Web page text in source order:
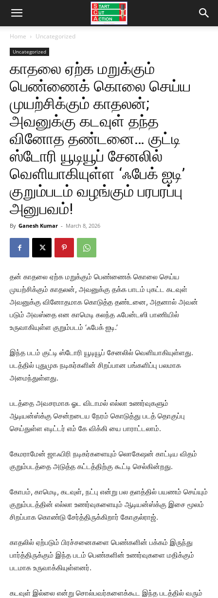
Home Uncategorized
Uncategorized
காதலை ஏற்க மறுக்கும்
பெண்ணைக் கொலை செய்ய
முயற்சிக்கும் காதலன்;
அவனுக்கு கடவுள் தந்த
வினோத தண்டனை… குட்டி
ஸ்டோரி யூடியூப் சேனலில்
வெளியாகியுள்ள ‘ஃபேக் ஐடி’
குறும்படம் வழங்கும் பரபரப்பு
அனுபவம்!
By Ganesh Kumar - March 8, 2026
தன் காதலை ஏற்க மறுக்கும் பெண்ணைக் கொலை செய்ய
முயற்சிக்கும் காதலன், அவனுக்கு தக்க பாடம் புகட்ட கடவுள்
அவனுக்கு வினோதமாக கொடுத்த தண்டனை, அதனால் அவன்
படும் அவஸ்தை என காமெடி கலந்த ஃபேன்டஸி பாணியில்
உருவாகியுள்ள குறும்படம் ‘ஃபேக் ஐடி.’
இந்த படம் குட்டி ஸ்டோரி யூடியூப் சேனலில் வெளியாகியுள்ளது.
படத்தில் புதுமுக நடிகர்களின் சிறப்பான பங்களிப்பு பலமாக
அமைந்துள்ளது.
படத்தை அவசரமாக ஓட விடாமல் எல்லா உணர்வுகளும்
ஆடியன்ஸ்க்கு சென்றடைய நேரம் கொடுத்து படத் தொகுப்பு
செய்துள்ள எடிட்டர் எம் கே விக்கி யை பாராட்டலாம்.
கேமராமேன் ஜாஃபிரி நடிகர்களையும் லொகேஷன் காட்டிய விதம்
குறும்படத்தை அடுத்த கட்டத்திற்கு கூட்டி செல்கின்றது.
கோபம், காமெடி, கடவுள், நட்பு என்று பல தளத்தில் பயணம் செய்யும்
குறும்படத்தின் எல்லா உணர்வுகளையும் ஆடியன்ஸ்க்கு இசை மூலம்
சிறப்பாக கொண்டு சேர்த்திருக்கிறார் கோகுல்ராஜ்.
காதலில் ஏற்படும் பிரச்சனைகளை பெண்களின் பக்கம் இருந்து
பார்த்திருக்கும் இந்த படம் பெண்களின் உணர்வுகளை மதிக்கும்
படமாக உருவாக்கியுள்ளனர்.
கடவுள் இல்லை என்று சொல்பவர்களைக்கூட இந்த படத்தில் வரும்